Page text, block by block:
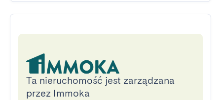
Ta nieruchomość jest zarządzana
przez Immoka